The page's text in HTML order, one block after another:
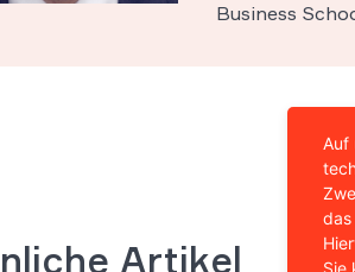
Business
Artikel
Auf
das
Sie